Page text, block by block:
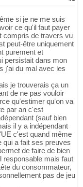
si je ne me suis
ce qu'il faut payer
compris de travers vu
peut-être uniquement
purement et
persistait dans mon
j'ai du mal avec les
je trouverais ça un
de ne pas vouloir
qu'estimer qu'on va
par an c'est
(sauf bien
il y a indépendant
c'est quand même
qui a fait ses preuves
de faire de bien
responsable mais faut
du consommateur,
pas de jeu